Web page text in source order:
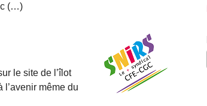
(…)
le site de l’îlot
l’avenir même du